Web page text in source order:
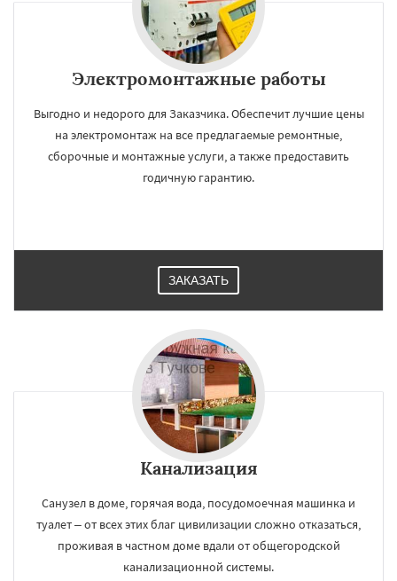
Электромонтажные работы
Выгодно и недорого для Заказчика. Обеспечит лучшие цены
на электромонтаж на все предлагаемые ремонтные,
сборочные и монтажные услуги, а также предоставить
годичную гарантию.
ЗАКАЗАТЬ
Канализация
Санузел в доме, горячая вода, посудомоечная машинка и
туалет – от всех этих благ цивилизации сложно отказаться,
проживая в частном доме вдали от общегородской
канализационной системы.